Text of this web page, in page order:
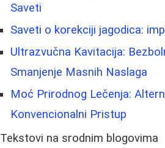
Saveti
Saveti o korekciji jagodica:
Ultrazvučna Kavitacija:
Smanjenje Masnih Naslaga
Moć Prirodnog Lečenja:
Konvencionalni Pristup
Tekstovi na srodnim blogovima